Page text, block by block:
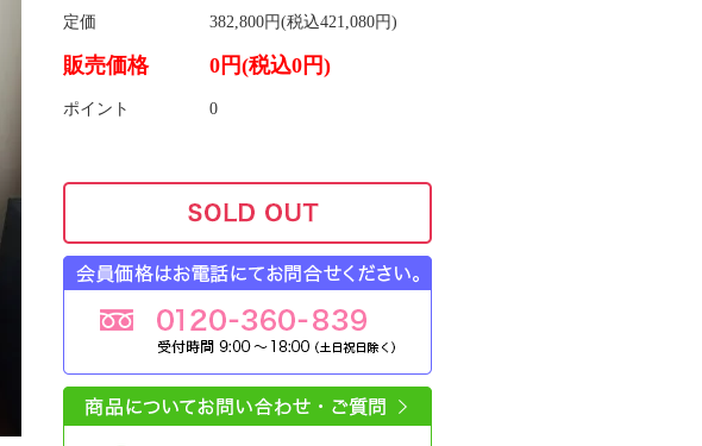
定価 382,800円(税込421,080円)
販売価格 0円(税込0円)
ポイント 0